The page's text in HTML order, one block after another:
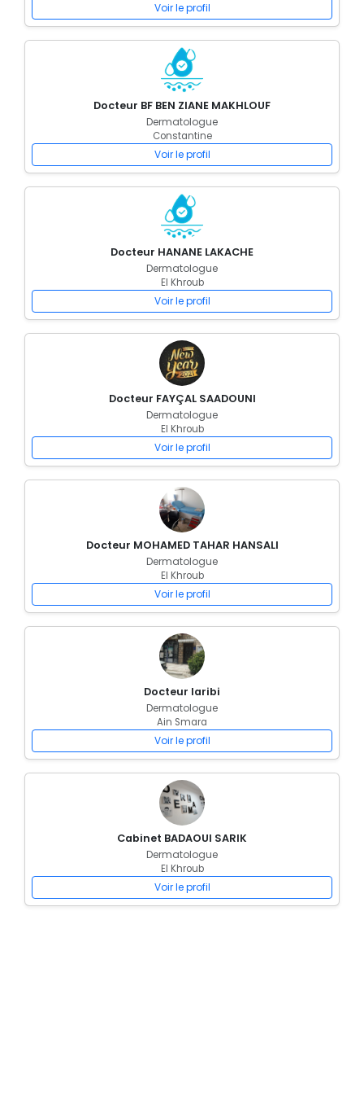
Voir le profil
Docteur BF BEN ZIANE MAKHLOUF
Dermatologue
Constantine
Voir le profil
Docteur HANANE LAKACHE
Dermatologue
El Khroub
Voir le profil
Docteur FAYÇAL SAADOUNI
Dermatologue
El Khroub
Voir le profil
Docteur MOHAMED TAHAR HANSALI
Dermatologue
El Khroub
Voir le profil
Docteur laribi
Dermatologue
Ain Smara
Voir le profil
Cabinet BADAOUI SARIK
Dermatologue
El Khroub
Voir le profil